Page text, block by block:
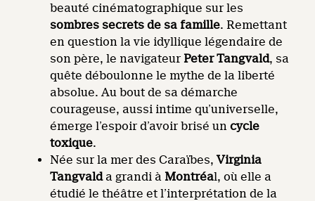
beauté cinématographique sur les
sombres secrets de sa famille. Remettant
en question la vie idyllique légendaire de
son père, le navigateurPeter Tangvald, sa
quête déboulonne le mythe de la liberté
absolue. Au bout de sa démarche
courageuse, aussi intime qu’universelle,
émerge l’espoir d’avoir brisé uncycle
toxique.
Née sur la mer des Caraïbes,Virginia
Tangvalda grandi à Montréal, où elle a
étudié le théâtre et l’interprétation de la